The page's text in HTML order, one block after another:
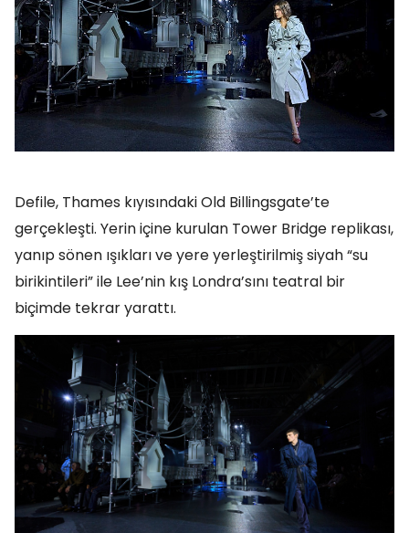
Defile, Thames kıyısındaki Old Billingsgate’te
gerçekleşti. Yerin içine kurulan Tower Bridge replikası,
yanıp sönen ışıkları ve yere yerleştirilmiş siyah “su
birikintileri” ile Lee’nin kış Londra’sını teatral bir
biçimde tekrar yarattı.